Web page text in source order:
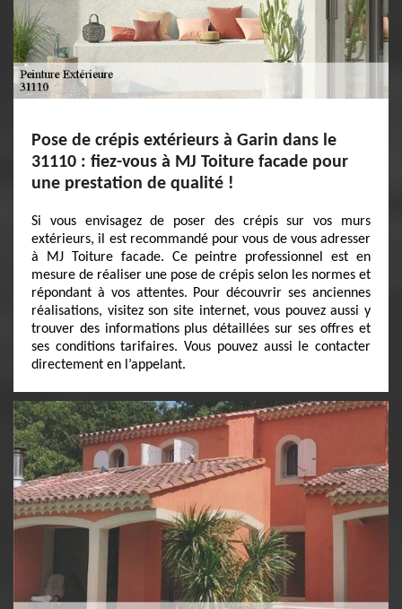
Pose de crépis extérieurs à Garin dans le
31110 : fiez-vous à MJ Toiture facade pour
une prestation de qualité !
Si vous envisagez de poser des crépis sur vos murs
extérieurs, il est recommandé pour vous de vous adresser
à MJ Toiture facade. Ce peintre professionnel est en
mesure de réaliser une pose de crépis selon les normes et
répondant à vos attentes. Pour découvrir ses anciennes
réalisations, visitez son site internet, vous pouvez aussi y
trouver des informations plus détaillées sur ses offres et
ses conditions tarifaires. Vous pouvez aussi le contacter
directement en l’appelant.